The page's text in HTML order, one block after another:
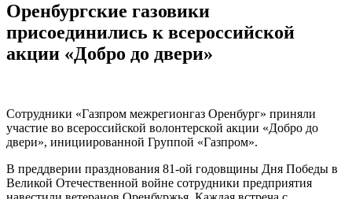
Оренбургские газовики
присоединились к всероссийской
акции «Добро до двери»
Сотрудники «Газпром межрегионгаз Оренбург» приняли
участие во всероссийской волонтерской акции «Добро до
двери», инициированной Группой «Газпром».
В преддверии празднования 81-ой годовщины Дня Победы в
Великой Отечественной войне сотрудники предприятия